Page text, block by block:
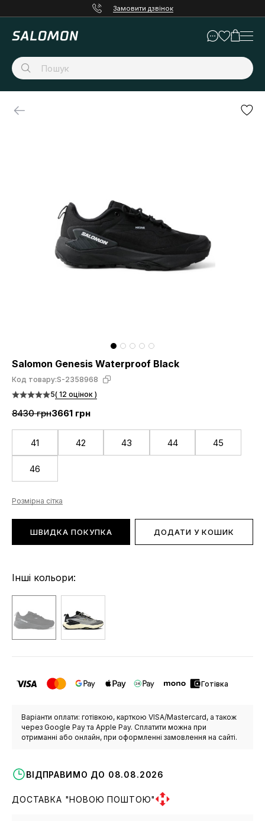
Замовити дзвінок
Salomon Genesis Waterproof Black
Код товару:S-2358968
5( 12 оцінок )
8430 грн3661 грн
41 42 43 44 45
46
Розмірна сітка
ШВИДКА ПОКУПКА ДОДАТИ У КОШИК
Інші кольори:
Готівка
Варіанти оплати: готівкою, карткою VISA/Mastercard, а також
через Google Pay та Apple Pay. Сплатити можна при
отриманні або онлайн, при оформленні замовлення на сайті.
ВІДПРАВИМО ДО 08.08.2026
ДОСТАВКА "НОВОЮ ПОШТОЮ"